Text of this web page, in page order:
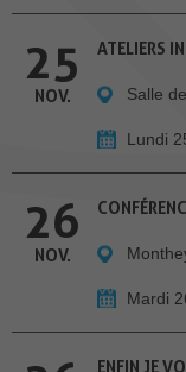
25
NOV.
ATELIERS
Salle
Lundi
26
NOV.
Mardi
ENFIN JE